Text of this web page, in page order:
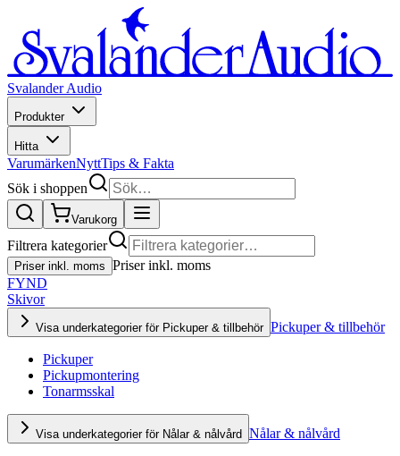
Svalander Audio
Produkter
Hitta
VarumärkenNyttTips & Fakta
Sök i shoppen
Varukorg
Filtrera kategorier
Priser inkl. moms Priser inkl. moms
FYND
Skivor
Visa underkategorier för Pickuper & tillbehör Pickuper & tillbehör
Pickuper
Pickupmontering
Tonarmsskal
Visa underkategorier för Nålar & nålvård Nålar & nålvård